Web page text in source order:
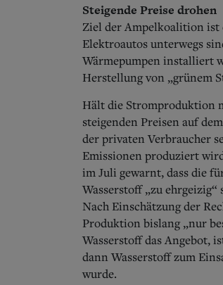
Steigende Preise drohen
Ziel der Ampelkoalition ist
Elektroautos unterwegs
Wärmepumpen installiert
Herstellung von „grünem
Hält die Stromproduktion
steigenden Preisen auf
der privaten Verbraucher
Emissionen produziert
im Juli gewarnt, dass die
Wasserstoff „zu
Nach Einschätzung der
Produktion bislang „nur
Wasserstoff das Angebot,
dann Wasserstoff zum
wurde.